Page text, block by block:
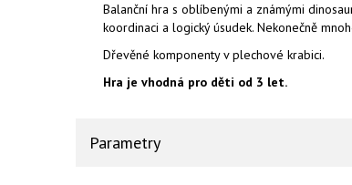
Balanční hra s oblíbenými a známými
koordinaci a logický úsudek. Nekonečně
Dřevěné komponenty v plechové krabici.
Hra je vhodná pro děti od 3 let.
Parametry